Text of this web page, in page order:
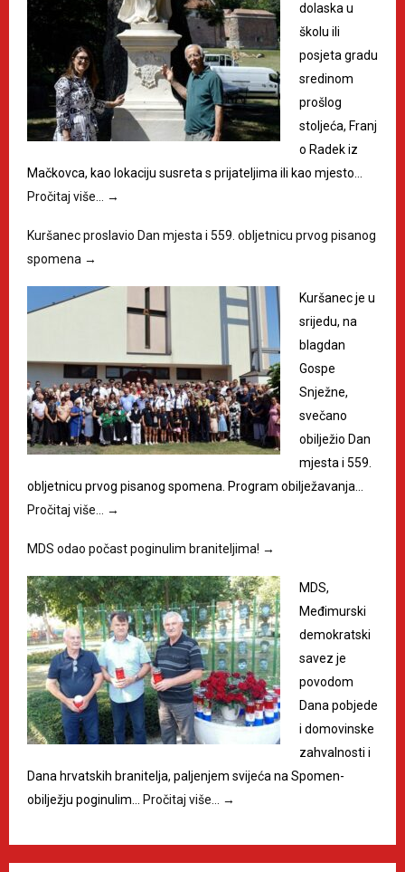
dolaska u
školu ili
posjeta gradu
sredinom
prošlog
stoljeća, Franj
o Radek iz
Mačkovca, kao lokaciju susreta s prijateljima ili kao mjesto…
Pročitaj više… →
Kuršanec proslavio Dan mjesta i 559. obljetnicu prvog pisanog
spomena →
Kuršanec je u
srijedu, na
blagdan
Gospe
Snježne,
svečano
obilježio Dan
mjesta i 559.
obljetnicu prvog pisanog spomena. Program obilježavanja…
Pročitaj više… →
MDS odao počast poginulim braniteljima! →
MDS,
Međimurski
demokratski
savez je
povodom
Dana pobjede
i domovinske
zahvalnosti i
Dana hrvatskih branitelja, paljenjem svijeća na Spomen-
obilježju poginulim… Pročitaj više… →